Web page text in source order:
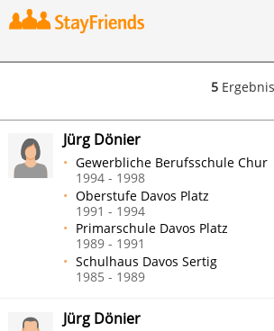
Suchen
5
Jürg Dönier
Gewerbliche Berufsschule Chur
1994 - 1998
Oberstufe Davos Platz
1991 - 1994
Primarschule Davos Platz
1989 - 1991
Schulhaus Davos Sertig
1985 - 1989
Jürg Dönier